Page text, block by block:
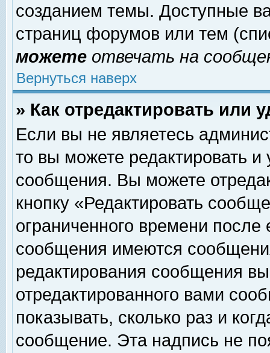
созданием темы. Доступные
страниц форумов или тем
можете отвечать на
Вернуться наверх
» Как отредактировать или
Если вы не являетесь
то вы можете редактировать и
сообщения. Вы можете
кнопку «Редактировать
ограниченного времени
сообщения имеются
редактирования сообщения
отредактированного вами
показывать, сколько раз и
сообщение. Эта надпись не